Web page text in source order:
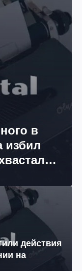
в
избил
действия
на